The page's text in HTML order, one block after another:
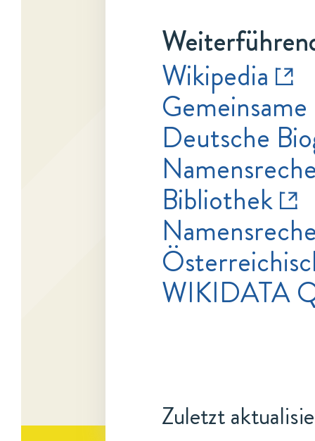
Wikipedia
Deutsche
Bibliothek
WIKIDATA
Zuletzt